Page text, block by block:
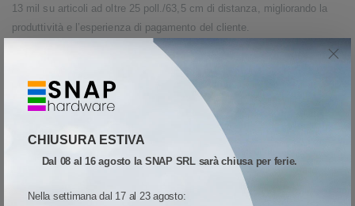
CHIUSURA ESTIVA
Dal 08 al 16 agosto la SNAP SRL sarà chiusa per ferie.
Nella settimana dal 17 al 23 agosto:
13 mil su articoli ad oltre 25 poll./63,5 cm di distanza, migliorando la
produttività e l’esperienza di pagamento del cliente.
Più opzioni di feedback di decodifica
Scegliete tra diverse opzioni per indicare l’avvenuta acquisizione di un
codice a barre: l’indicatore di decodifica diretto (un lampeggio laser), un
segnale acustico, un indicatore LED rosso/verde o qualsiasi